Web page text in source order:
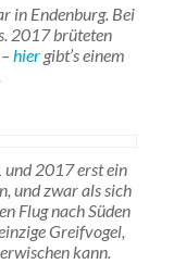
in Endenburg. Bei
2017 brüteten
hiergibt’s einem
2017 erst ein
und zwar als sich
Flug nach Süden
Greifvogel,
kann.